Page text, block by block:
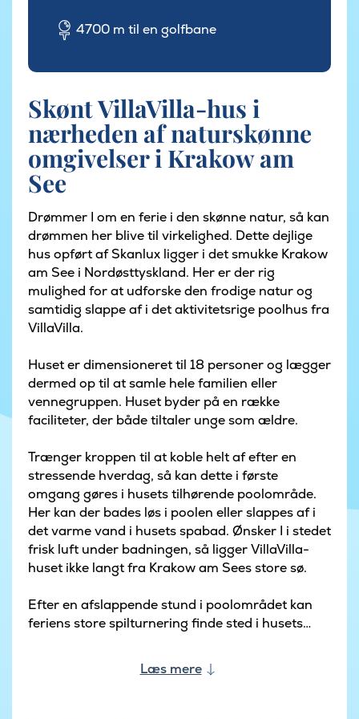
4700 m til en golfbane
Skønt VillaVilla-hus i
nærheden af naturskønne
omgivelser i Krakow am
See
Drømmer I om en ferie i den skønne natur, så kan
drømmen her blive til virkelighed. Dette dejlige
hus opført af Skanlux ligger i det smukke Krakow
am See i Nordøsttyskland. Her er der rig
mulighed for at udforske den frodige natur og
samtidig slappe af i det aktivitetsrige poolhus fra
VillaVilla.
Huset er dimensioneret til 18 personer og lægger
dermed op til at samle hele familien eller
vennegruppen. Huset byder på en række
faciliteter, der både tiltaler unge som ældre.
Trænger kroppen til at koble helt af efter en
stressende hverdag, så kan dette i første
omgang gøres i husets tilhørende poolområde.
Her kan der bades løs i poolen eller slappes af i
det varme vand i husets spabad. Ønsker I i stedet
frisk luft under badningen, så ligger VillaVilla-
huset ikke langt fra Krakow am Sees store sø.
Efter en afslappende stund i poolområdet kan
feriens store spilturnering finde sted i husets
bordtennis, bordfodbold og dart. Yderligere kan
der spilles på husets spillekonsol – husk at
Læs mere